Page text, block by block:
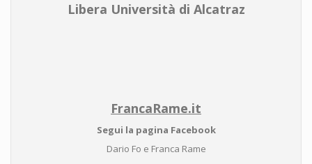
Libera Università di Alcatraz
FrancaRame.it
Segui la pagina Facebook
Dario Fo e Franca Rame